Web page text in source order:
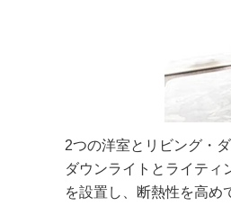
2つの洋室とリビング・
ダウンライトとライティ
を設置し、断熱性を高め